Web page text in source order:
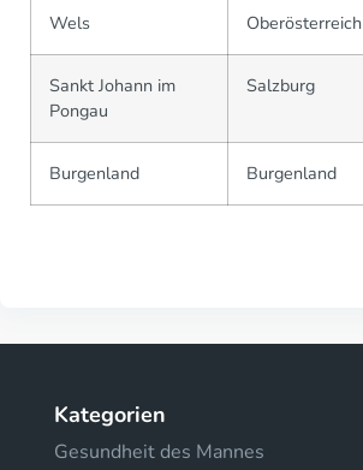
Wels Oberösterreich
Sankt Johann im
Pongau
Salzburg
Burgenland Burgenland
Kategorien
Gesundheit des Mannes